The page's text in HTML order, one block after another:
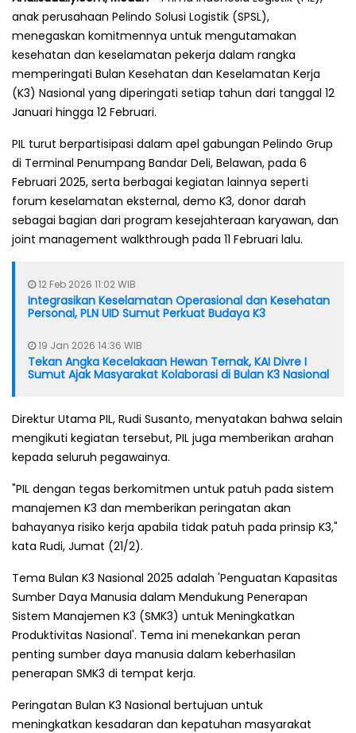
anak perusahaan Pelindo Solusi Logistik (SPSL),
menegaskan komitmennya untuk mengutamakan
kesehatan dan keselamatan pekerja dalam rangka
memperingati Bulan Kesehatan dan Keselamatan Kerja
(K3) Nasional yang diperingati setiap tahun dari tanggal 12
Januari hingga 12 Februari.
PIL turut berpartisipasi dalam apel gabungan Pelindo Grup
di Terminal Penumpang Bandar Deli, Belawan, pada 6
Februari 2025, serta berbagai kegiatan lainnya seperti
forum keselamatan eksternal, demo K3, donor darah
sebagai bagian dari program kesejahteraan karyawan, dan
joint management walkthrough pada 11 Februari lalu.
12 Feb 2026 11:02 WIB
Integrasikan Keselamatan Operasional dan Kesehatan
Personal, PLN UID Sumut Perkuat Budaya K3
19 Jan 2026 14:36 WIB
Tekan Angka Kecelakaan Hewan Ternak, KAI Divre I
Sumut Ajak Masyarakat Kolaborasi di Bulan K3 Nasional
Direktur Utama PIL, Rudi Susanto, menyatakan bahwa selain
mengikuti kegiatan tersebut, PIL juga memberikan arahan
kepada seluruh pegawainya.
"PIL dengan tegas berkomitmen untuk patuh pada sistem
manajemen K3 dan memberikan peringatan akan
bahayanya risiko kerja apabila tidak patuh pada prinsip K3,"
kata Rudi, Jumat (21/2).
Tema Bulan K3 Nasional 2025 adalah 'Penguatan Kapasitas
Sumber Daya Manusia dalam Mendukung Penerapan
Sistem Manajemen K3 (SMK3) untuk Meningkatkan
Produktivitas Nasional'. Tema ini menekankan peran
penting sumber daya manusia dalam keberhasilan
penerapan SMK3 di tempat kerja.
Peringatan Bulan K3 Nasional bertujuan untuk
meningkatkan kesadaran dan kepatuhan masyarakat